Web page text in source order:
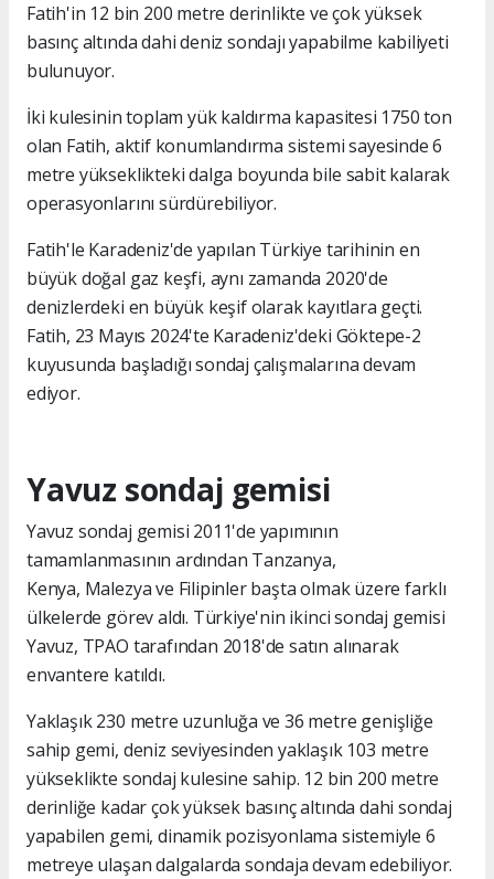
Fatih'in 12 bin 200 metre derinlikte ve çok yüksek
basınç altında dahi deniz sondajı yapabilme kabiliyeti
bulunuyor.
İki kulesinin toplam yük kaldırma kapasitesi 1750 ton
olan Fatih, aktif konumlandırma sistemi sayesinde 6
metre yükseklikteki dalga boyunda bile sabit kalarak
operasyonlarını sürdürebiliyor.
Fatih'le Karadeniz'de yapılan Türkiye tarihinin en
büyük doğal gaz keşfi, aynı zamanda 2020'de
denizlerdeki en büyük keşif olarak kayıtlara geçti.
Fatih, 23 Mayıs 2024'te Karadeniz'deki Göktepe-2
kuyusunda başladığı sondaj çalışmalarına devam
ediyor.
Yavuz sondaj gemisi
Yavuz sondaj gemisi 2011'de yapımının
tamamlanmasının ardından Tanzanya,
Kenya, Malezya ve Filipinler başta olmak üzere farklı
ülkelerde görev aldı. Türkiye'nin ikinci sondaj gemisi
Yavuz, TPAO tarafından 2018'de satın alınarak
envantere katıldı.
Yaklaşık 230 metre uzunluğa ve 36 metre genişliğe
sahip gemi, deniz seviyesinden yaklaşık 103 metre
yükseklikte sondaj kulesine sahip. 12 bin 200 metre
derinliğe kadar çok yüksek basınç altında dahi sondaj
yapabilen gemi, dinamik pozisyonlama sistemiyle 6
metreye ulaşan dalgalarda sondaja devam edebiliyor.